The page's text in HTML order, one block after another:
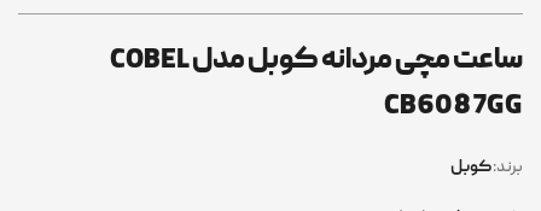
ساعت مچی مردانه کوبل مدل COBEL
CB6087GG
برند:کوبل